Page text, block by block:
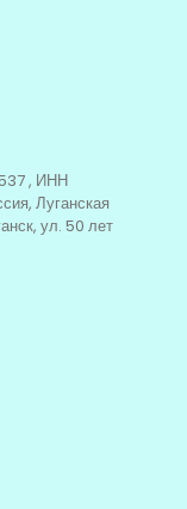
, ИНН
Луганская
ул. 50 лет